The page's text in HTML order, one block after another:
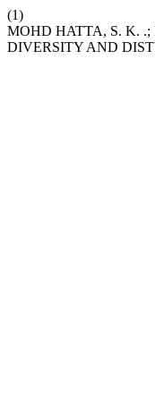
(1)
MOHD HATTA, S. K.
DIVERSITY AND